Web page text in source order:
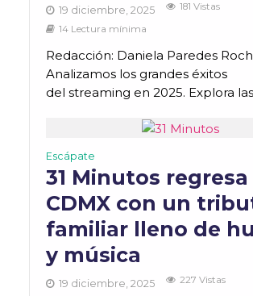
19 diciembre, 2025
181 Vistas
14 Lectura mínima
Redacción: Daniela Paredes
Analizamos los grandes éxitos
del streaming en 2025. Explora
Escápate
31 Minutos regresa
CDMX con un
familiar lleno de
y música
19 diciembre, 2025
227 Vistas